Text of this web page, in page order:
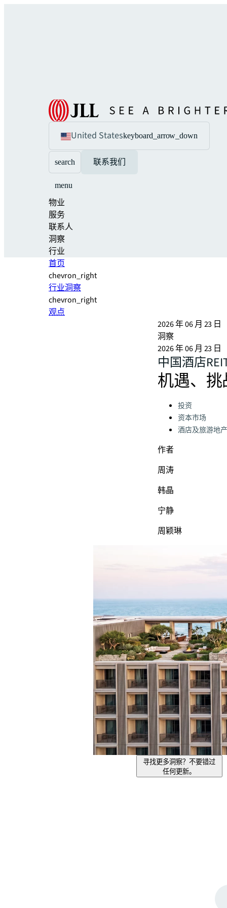
United Stateskeyboard_arrow_down
search 联系我们
menu
物业
服务
联系人
洞察
行业
首页
chevron_right
行业洞察
chevron_right
观点
2026 年 06 月 23 日
洞察
2026 年 06 月 23 日
中国酒店
机遇、
Categories:
投资
资本市场
酒店及旅游地产
作者
周涛
韩晶
宁静
周颖琳
寻找更多洞察？不要错过
任何更新。